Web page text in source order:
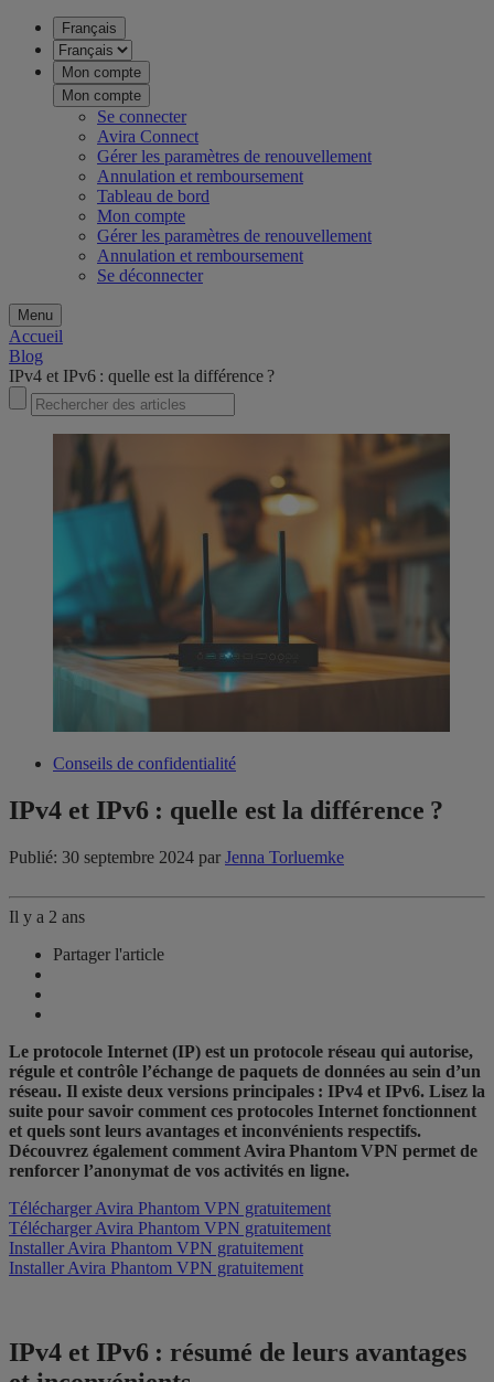
Français
Mon compte
Mon compte
Se connecter
Avira Connect
Gérer les paramètres de renouvellement
Annulation et remboursement
Tableau de bord
Mon compte
Gérer les paramètres de renouvellement
Annulation et remboursement
Se déconnecter
Menu
Accueil
Blog
IPv4 et IPv6 : quelle est la différence ?
Conseils de confidentialité
IPv4 et IPv6 : quelle est la différence ?
Publié: 30 septembre 2024 par Jenna Torluemke
Il y a 2 ans
Partager l'article
Le protocole Internet (IP) est un protocole réseau qui autorise,
régule et contrôle l’échange de paquets de données au sein d’un
réseau. Il existe deux versions principales : IPv4 et IPv6. Lisez la
suite pour savoir comment ces protocoles Internet fonctionnent
et quels sont leurs avantages et inconvénients respectifs.
Découvrez également comment Avira Phantom VPN permet de
renforcer l’anonymat de vos activités en ligne.
Télécharger Avira Phantom VPN gratuitement
Télécharger Avira Phantom VPN gratuitement
Installer Avira Phantom VPN gratuitement
Installer Avira Phantom VPN gratuitement
IPv4 et IPv6 : résumé de leurs avantages